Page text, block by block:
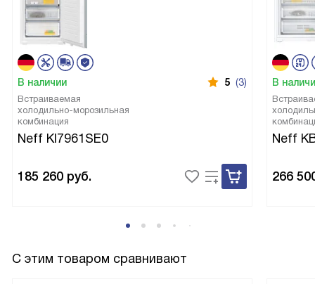
В наличии 5 (3)
Встраиваемая
холодильно-морозильная
комбинация
Neff KI7961SE0
185 260 руб.
В
Neff
266
С этим товаром сравнивают